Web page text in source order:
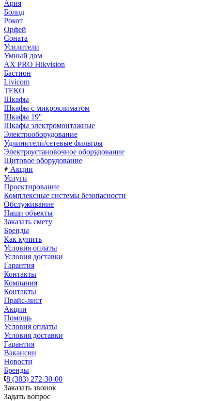
Ария
Болид
Рокот
Орфей
Соната
Усилители
Умный дом
AX PRO Hikvision
Бастион
Livicom
ТЕКО
Шкафы
Шкафы с микроклиматом
Шкафы 19"
Шкафы электромонтажные
Электрооборудование
Удлинители/сетевые фильтры
Электроустановочное оборудование
Щитовое оборудование
Акции
Услуги
Проектирование
Комплексные системы безопасности
Обслуживание
Наши объекты
Заказать смету
Бренды
Как купить
Условия оплаты
Условия доставки
Гарантия
Контакты
Компания
Контакты
Прайс-лист
Акции
Помощь
Условия оплаты
Условия доставки
Гарантия
Вакансии
Новости
Бренды
8 (383) 272-30-00
Заказать звонок
Задать вопрос